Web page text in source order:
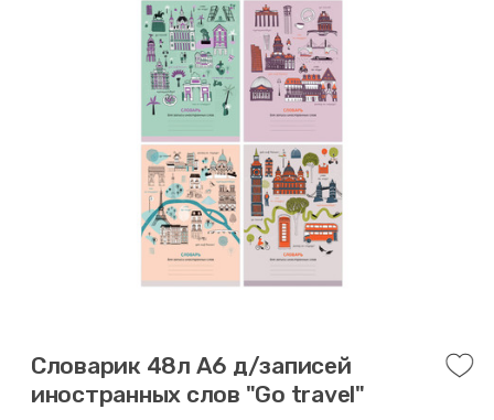
Словарик 48л А6 д/записей
иностранных слов "Go travel"